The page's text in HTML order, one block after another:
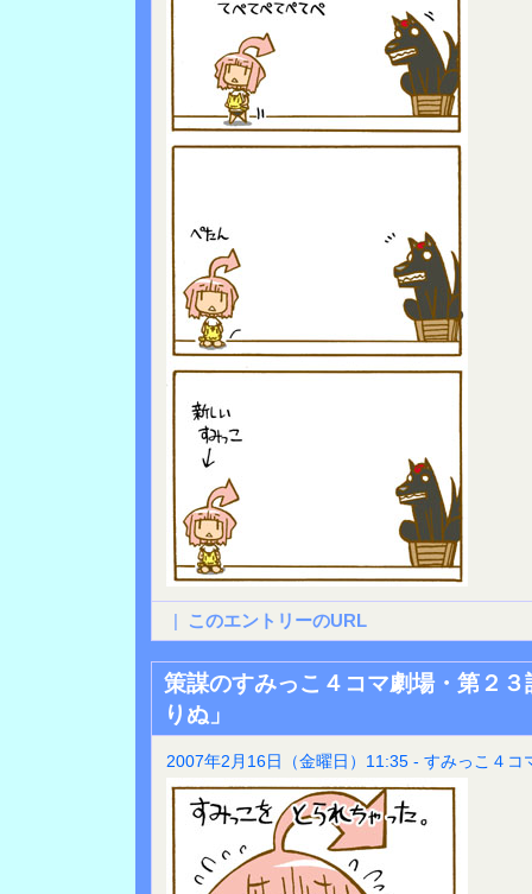
| このエントリーのURL
策謀のすみっこ４コマ劇場・第２
りぬ」
2007年2月16日（金曜日）11:35 - すみっこ４コ